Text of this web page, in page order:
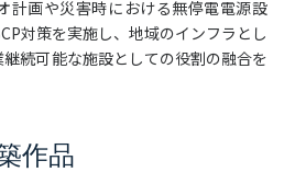
計画や災害時における無停電電源設
対策を実施し、地域のインフラとし
続可能な施設としての役割の融合を
作品